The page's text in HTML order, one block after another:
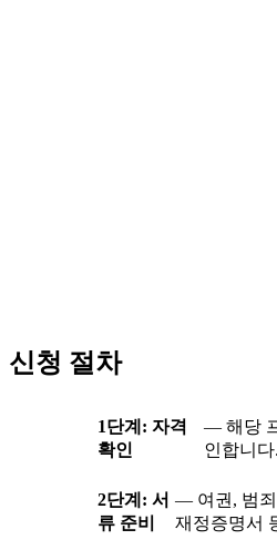
신청 절차
1단계: 자격
확인
— 해당
인합니다.
2단계: 서
류 준비
— 여권, 범죄
재정증명서